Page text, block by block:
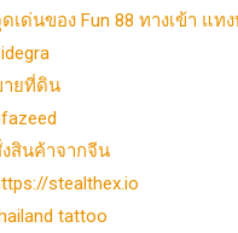
เด่นของ Fun 88 ทางเข้า แท
ยที่ดิน
สินค้าจากจีน
stealthex.io
tattoo